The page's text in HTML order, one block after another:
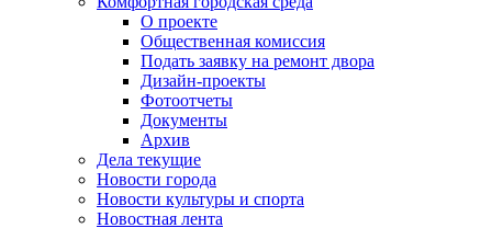
О проекте
Общественная комиссия
Подать заявку на ремонт двора
Дизайн-проекты
Фотоотчеты
Документы
Архив
Дела текущие
Новости города
Новости культуры и спорта
Новостная лента